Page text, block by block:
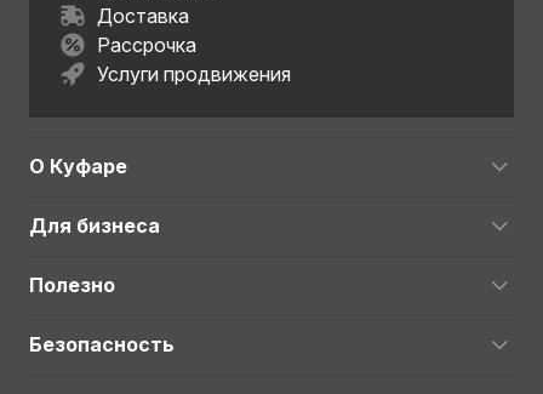
Доставка
Рассрочка
Услуги продвижения
О Куфаре
Для бизнеса
Полезно
Безопасность